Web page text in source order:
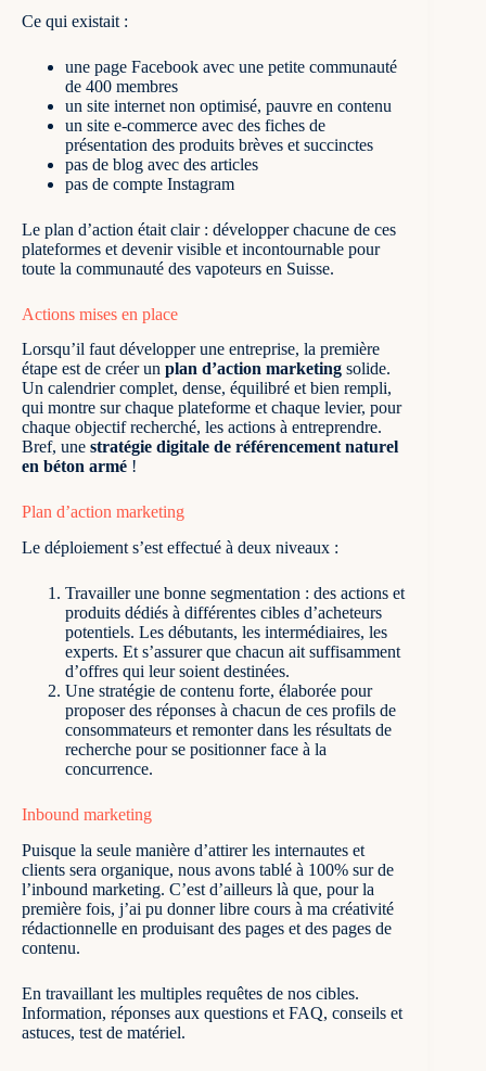
Ce qui existait :
une page Facebook avec une petite communauté
de 400 membres
un site internet non optimisé, pauvre en contenu
un site e-commerce avec des fiches de
présentation des produits brèves et succinctes
pas de blog avec des articles
pas de compte Instagram
Le plan d’action était clair : développer chacune de ces
plateformes et devenir visible et incontournable pour
toute la communauté des vapoteurs en Suisse.
Actions mises en place
Lorsqu’il faut développer une entreprise, la première
étape est de créer un plan d’action marketing solide.
Un calendrier complet, dense, équilibré et bien rempli,
qui montre sur chaque plateforme et chaque levier, pour
chaque objectif recherché, les actions à entreprendre.
Bref, une stratégie digitale de référencement naturel
en béton armé !
Plan d’action marketing
Le déploiement s’est effectué à deux niveaux :
Travailler une bonne segmentation : des actions et
produits dédiés à différentes cibles d’acheteurs
potentiels. Les débutants, les intermédiaires, les
experts. Et s’assurer que chacun ait suffisamment
d’offres qui leur soient destinées.
Une stratégie de contenu forte, élaborée pour
proposer des réponses à chacun de ces profils de
consommateurs et remonter dans les résultats de
recherche pour se positionner face à la
concurrence.
Inbound marketing
Puisque la seule manière d’attirer les internautes et
clients sera organique, nous avons tablé à 100% sur de
l’inbound marketing. C’est d’ailleurs là que, pour la
première fois, j’ai pu donner libre cours à ma créativité
rédactionnelle en produisant des pages et des pages de
contenu.
En travaillant les multiples requêtes de nos cibles.
Information, réponses aux questions et FAQ, conseils et
astuces, test de matériel.